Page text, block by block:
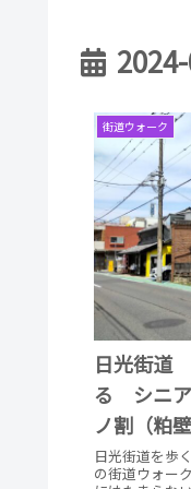
街道ウォーク
日光街
る シニ
ノ割（粕壁
日光街道を歩
の街道ウォー